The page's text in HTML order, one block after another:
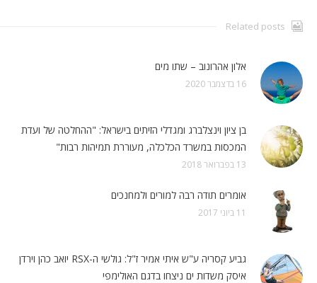
Related posts
אלון אהרונוב – שתו מים
16 בדצמבר 2020
בן ציון וינצלברג ומגדלי הזיתים בישראל: "ההחלטה של ועדת
המכסות במשרד הכלכלה, מעוררת תמיהות רבות"
13 בפברואר 2018
אומרים תודה רבה למורים ולמחנכים
11 ביוני 2017
גביע קסריה ע"ש איתי אמיר ז"ל: גולשי ה-RSX יואב כהן וירדן
איסק משדות ים ניצחו בדגם האולימפי